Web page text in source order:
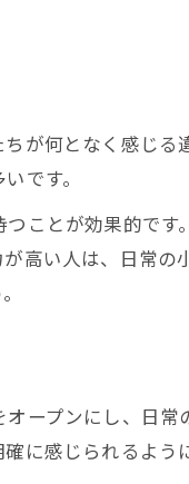
成長サイン
がスピリチュアルな
スピリチュアルな
チュアルな魂の成
点で日々の変化を
チュアルを意識する
ルに学ぶ導きの受
が何となく感じ
です。
ことが効果的で
高い人は、日常
ープンにし、日
に感じられるよう